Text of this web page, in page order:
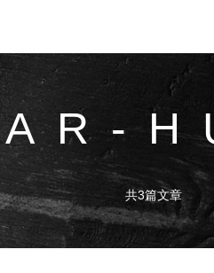
共3篇文章